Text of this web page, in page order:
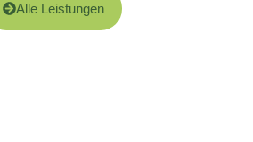
Alle Leistungen